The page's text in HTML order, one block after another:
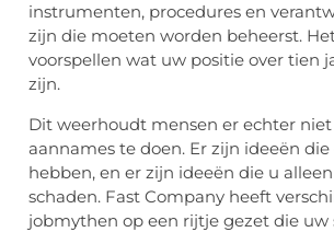
instrumenten, procedures en
zijn die moeten worden beheerst.
voorspellen wat uw positie over tien
zijn.
Dit weerhoudt mensen er echter
aannames te doen. Er zijn ideeën die
hebben, en er zijn ideeën die u
schaden. Fast Company heeft
jobmythen op een rijtje gezet die uw